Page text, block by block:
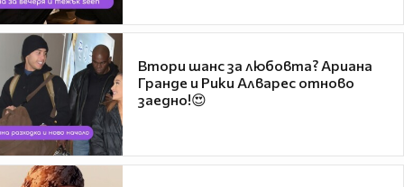
Втори шанс за любовта? Ариана
Гранде и Рики Алварес отново
заедно!😍